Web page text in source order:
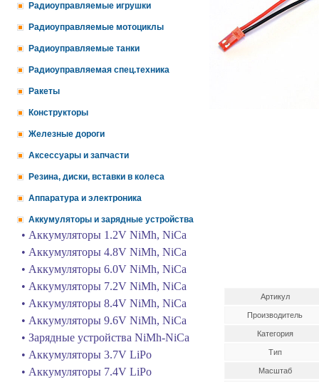
Радиоуправляемые игрушки
Радиоуправляемые мотоциклы
Радиоуправляемые танки
Радиоуправляемая спец.техника
Ракеты
Конструкторы
Железные дороги
Аксессуары и запчасти
Резина, диски, вставки в колеса
Аппаратура и электроника
Аккумуляторы и зарядные устройства
• Аккумуляторы 1.2V NiMh, NiCa
• Аккумуляторы 4.8V NiMh, NiCa
• Аккумуляторы 6.0V NiMh, NiCa
• Аккумуляторы 7.2V NiMh, NiCa
• Аккумуляторы 8.4V NiMh, NiCa
• Аккумуляторы 9.6V NiMh, NiCa
• Зарядные устройства NiMh-NiCa
• Аккумуляторы 3.7V LiPo
• Аккумуляторы 7.4V LiPo
Артикул
Производитель
Категория
Тип
Масштаб